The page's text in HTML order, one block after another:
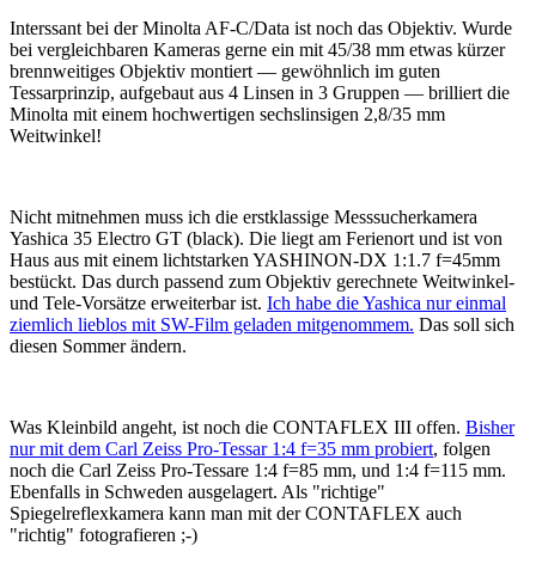
Interssant bei der Minolta AF-C/Data ist noch das Objektiv. Wurde
bei vergleichbaren Kameras gerne ein mit 45/38 mm etwas kürzer
brennweitiges Objektiv montiert — gewöhnlich im guten
Tessarprinzip, aufgebaut aus 4 Linsen in 3 Gruppen — brilliert die
Minolta mit einem hochwertigen sechslinsigen 2,8/35 mm
Weitwinkel!
Nicht mitnehmen muss ich die erstklassige Messsucherkamera
Yashica 35 Electro GT (black). Die liegt am Ferienort und ist von
Haus aus mit einem lichtstarken YASHINON-DX 1:1.7 f=45mm
bestückt. Das durch passend zum Objektiv gerechnete Weitwinkel-
und Tele-Vorsätze erweiterbar ist. Ich habe die Yashica nur einmal
ziemlich lieblos mit SW-Film geladen mitgenommem. Das soll sich
diesen Sommer ändern.
Was Kleinbild angeht, ist noch die CONTAFLEX III offen. Bisher
nur mit dem Carl Zeiss Pro-Tessar 1:4 f=35 mm probiert, folgen
noch die Carl Zeiss Pro-Tessare 1:4 f=85 mm, und 1:4 f=115 mm.
Ebenfalls in Schweden ausgelagert. Als "richtige"
Spiegelreflexkamera kann man mit der CONTAFLEX auch
"richtig" fotografieren ;-)